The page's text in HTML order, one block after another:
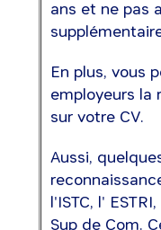
ans et ne pas
En plus, vous
employeurs la
sur votre CV.
Aussi,
l'ISTC, l'
Sup de Com.